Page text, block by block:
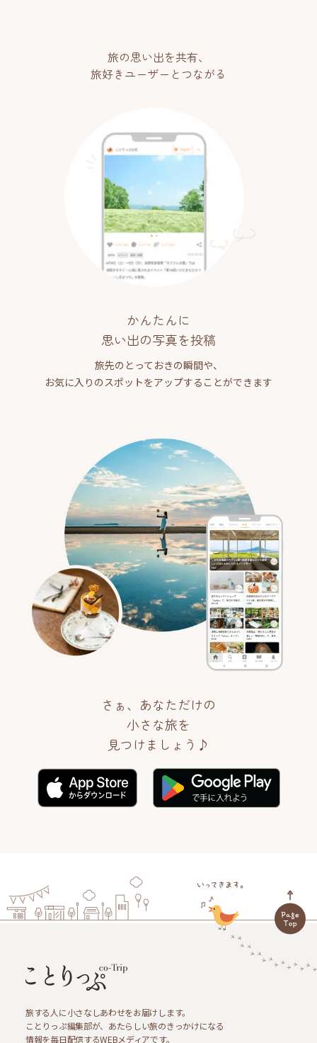
旅の思い出を共有、
旅好きユーザーとつながる
かんたんに
思い出の写真を投稿
旅先のとっておきの瞬間や、
お気に入りのスポットをアップすることができます
さぁ、あなただけの
小さな旅を
見つけましょう♪
旅する人に小さなしあわせをお届けします。
ことりっぷ編集部が、あたらしい旅のきっかけになる
情報を毎日配信するWEBメディアです。